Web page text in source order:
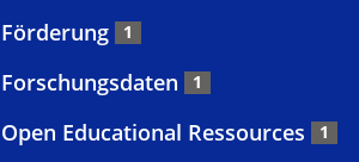
Förderung 1
Forschungsdaten 1
Open Educational Ressources 1